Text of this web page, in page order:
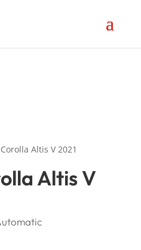
Altis V 2021
Altis V